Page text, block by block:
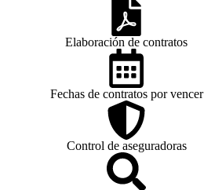
Elaboración de contratos
Fechas de contratos por vencer
Control de aseguradoras